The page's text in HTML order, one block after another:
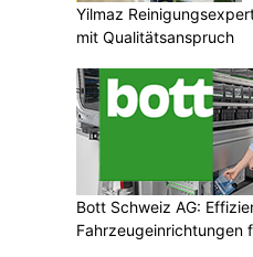
Yilmaz
mit Qualitätsanspruch
Bott Schweiz AG:
Fahrzeugeinrichtungen